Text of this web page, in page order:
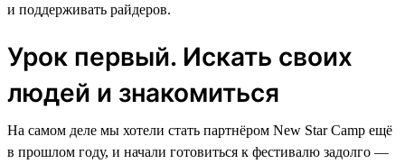
и поддерживать райдеров.
Урок первый. Искать своих
людей и знакомиться
На самом деле мы хотели стать партнёром New Star Camp ещё
в прошлом году, и начали готовиться к фестивалю задолго —